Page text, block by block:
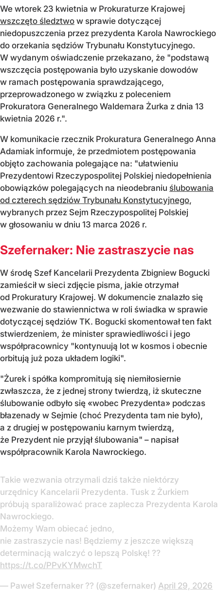
We wtorek 23 kwietnia w Prokuraturze Krajowej
wszczęto śledztwo w sprawie dotyczącej
niedopuszczenia przez prezydenta Karola Nawrockiego
do orzekania sędziów Trybunału Konstytucyjnego.
W wydanym oświadczenie przekazano, że "podstawą
wszczęcia postępowania było uzyskanie dowodów
w ramach postępowania sprawdzającego,
przeprowadzonego w związku z poleceniem
Prokuratora Generalnego Waldemara Żurka z dnia 13
kwietnia 2026 r.".
W komunikacie rzecznik Prokuratura Generalnego Anna
Adamiak informuje, że przedmiotem postępowania
objęto zachowania polegające na: "ułatwieniu
Prezydentowi Rzeczypospolitej Polskiej niedopełnienia
obowiązków polegających na nieodebraniu ślubowania
od czterech sędziów Trybunału Konstytucyjnego,
wybranych przez Sejm Rzeczypospolitej Polskiej
w głosowaniu w dniu 13 marca 2026 r.
Szefernaker: Nie zastraszycie nas
W środę Szef Kancelarii Prezydenta Zbigniew Bogucki
zamieścił w sieci zdjęcie pisma, jakie otrzymał
od Prokuratury Krajowej. W dokumencie znalazło się
wezwanie do stawiennictwa w roli świadka w sprawie
dotyczącej sędziów TK. Bogucki skomentował ten fakt
stwierdzeniem, że minister sprawiedliwości i jego
współpracownicy "kontynuują lot w kosmos i obecnie
orbitują już poza układem logiki".
"Żurek i spółka kompromitują się niemiłosiernie
zwłaszcza, że z jednej strony twierdzą, iż skuteczne
ślubowanie odbyło się «wobec Prezydenta» podczas
błazenady w Sejmie (choć Prezydenta tam nie było),
a z drugiej w postępowaniu karnym twierdzą,
że Prezydent nie przyjął ślubowania" – napisał
współpracownik Karola Nawrockiego.
Takie wezwania otrzymali dziś także niektórzy
urzędnicy Kancelarii Prezydenta. Tusk z Żurkiem
próbują sparaliżować prace zaplecza Prezydenta Karola
Nawrockiego.
Możemy Wam obiecać jedno,
nie zastraszycie nas! Będziemy z jeszcze większą
determinacją walczyć o lepszą Polskę! ??
https://t.co/PPvKYMwchT
— Paweł Szefernaker ?? (@szefernaker) April 29, 2026